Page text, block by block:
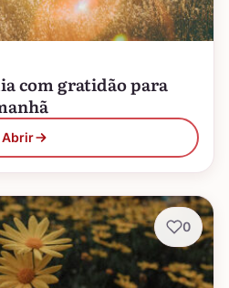
com gratidão para
Abrir
0